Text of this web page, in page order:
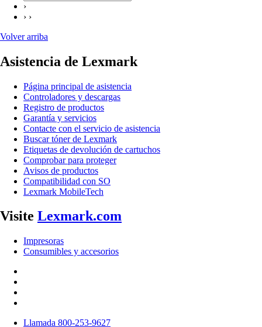
›
› ›
Volver arriba
Asistencia de Lexmark
Página principal de asistencia
Controladores y descargas
Registro de productos
Garantía y servicios
Contacte con el servicio de asistencia
Buscar tóner de Lexmark
Etiquetas de devolución de cartuchos
Comprobar para proteger
Avisos de productos
Compatibilidad con SO
Lexmark MobileTech
Visite Lexmark.com
Impresoras
Consumibles y accesorios
Llamada 800-253-9627